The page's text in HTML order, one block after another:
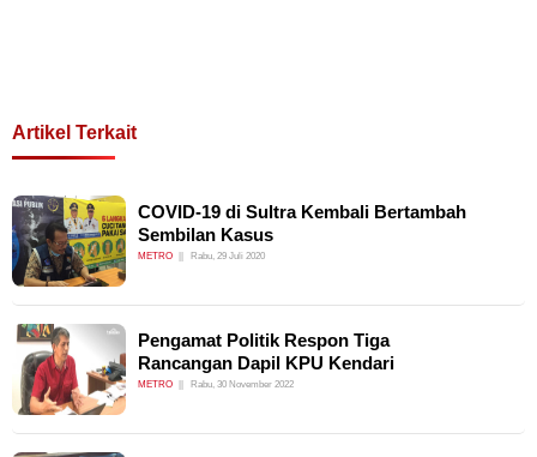
Artikel Terkait
COVID-19 di Sultra Kembali Bertambah
Sembilan Kasus
METRO Rabu, 29 Juli 2020
Pengamat Politik Respon Tiga
Rancangan Dapil KPU Kendari
METRO Rabu, 30 November 2022